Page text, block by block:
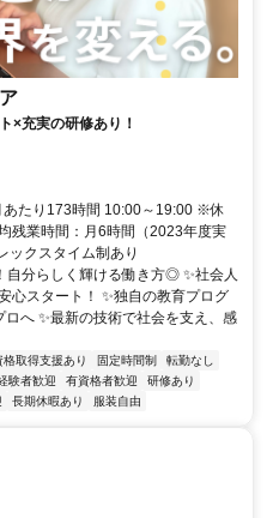
×充実の研修あり！
たり173時間 10:00～19:00 ※休
残業時間：月6時間（2023年度実
クスタイム制あり
自分らしく輝ける働き方◎ ✨社会人
心スタート！ ✨独自の教育プログ
へ ✨最新の技術で社会を支え、感
格取得支援あり 固定時間制
転勤なし
験者歓迎 有資格者歓迎
研修あり
長期休暇あり 服装自由